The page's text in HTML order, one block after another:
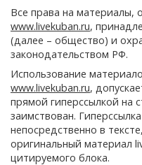
Все права на материалы,
www.livekuban.ru,
(далее – общество) и
законодательством РФ.
Использование
www.livekuban.ru,
прямой гиперссылкой на
заимствован.
непосредственно в
оригинальный материал
цитируемого блока.